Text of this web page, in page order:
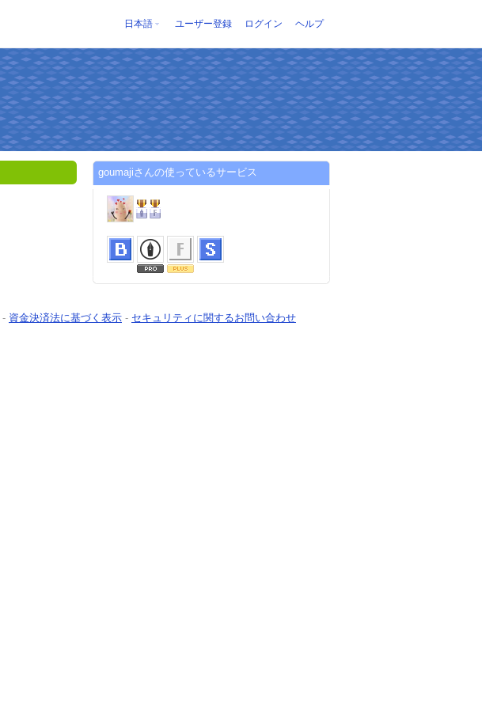
日本語 ユーザー登録 ログイン ヘルプ
goumajiさんの使っているサービス
- 資金決済法に基づく表示 - セキュリティに関するお問い合わせ